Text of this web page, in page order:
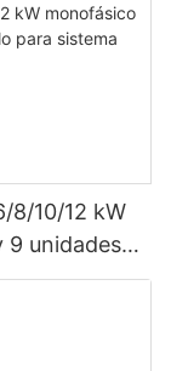
8/10/12 kW
9 unidades